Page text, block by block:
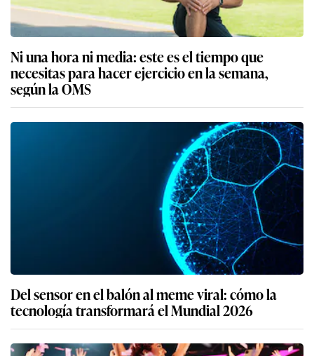
Ni una hora ni media: este es el tiempo que
necesitas para hacer ejercicio en la semana,
según la OMS
Del sensor en el balón al meme viral: cómo la
tecnología transformará el Mundial 2026